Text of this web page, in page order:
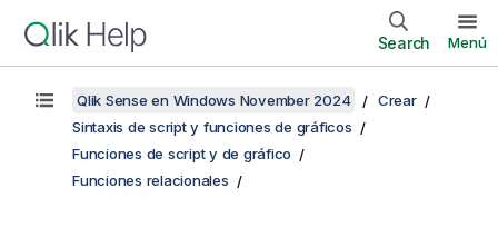
Search Menú
Qlik Sense en Windows November 2024
Crear
Sintaxis de script y funciones de gráficos
Funciones de script y de gráfico
Funciones relacionales